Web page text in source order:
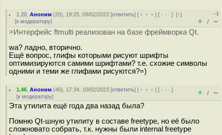
1.20 ,Аноним (20), 19:25, 09/02/2023 [ответить] [ ﹢﹢﹢] [ · · ·][↑]
[к модератору]
–1
+ / –
>Интерфейс ftmulti реализован на базе фреймворка Qt.
wa? ладно, вторично.
Ещё вопрос, глифы которыми рисуют шрифты
оптимизируются самими шрифтами? т.е. схожие символы
одними и теми же глифами рисуются?=)
1.46 ,Аноним (46), 17:34, 10/02/2023 [ответить] [ ﹢﹢﹢] [ · · ·]
[к модератору] + / –
Эта утилита ещё года два назад была?
Помню Qt-шную утилиту в составе freetype, но её было
сложновато собрать, т.к. нужны были internal freetype